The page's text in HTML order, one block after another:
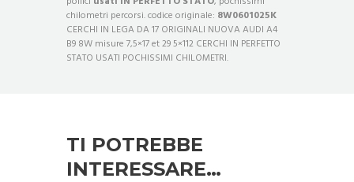
chilometri percorsi. codice originale: 8W0601025K
CERCHI IN LEGA DA 17 ORIGINALI NUOVA AUDI A4
B9 8W misure 7,5×17 et 29 5×112 CERCHI IN PERFETTO
STATO USATI POCHISSIMI CHILOMETRI.
TI POTREBBE
INTERESSARE…